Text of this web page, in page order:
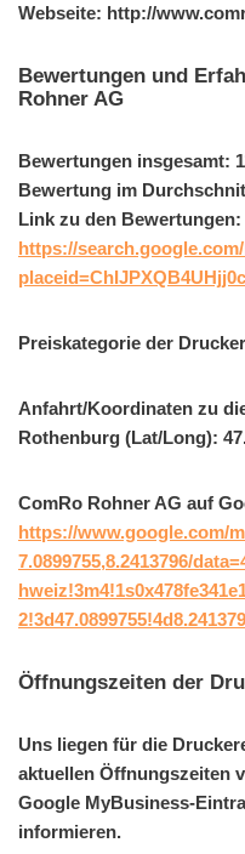
Webseite: http://
Bewertungen und
Rohner AG
Bewertungen insgesamt:
Bewertung im
Link zu den Bewertungen:
https://
Preiskategorie der
Anfahrt/Koordinaten zu
Rothenburg (Lat/Long):
ComRo Rohner AG auf
https://www.google.com/
7.0899755,8.2413796/
Öffnungszeiten der
Uns liegen für die
aktuellen Öffnungszeiten
Google MyBusiness-
informieren.